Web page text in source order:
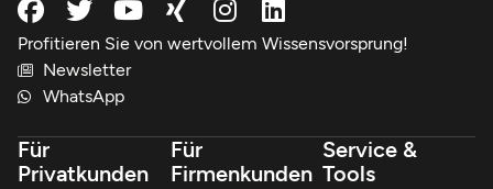
Profitieren Sie von wertvollem Wissensvorsprung!
Newsletter
WhatsApp
Für
Privatkunden
Für
Firmenkunden
Service &
Tools